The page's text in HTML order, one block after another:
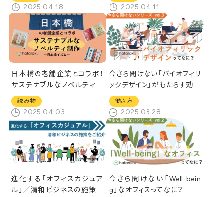
2025.04.18 2025.04.11
日本橋の老舗企業とコラボ！
サステナブルなノベルティ制
作【日本橋イズム】
読み物
2025.04.03
今さら聞けない「バイオフィリ
ックデザイン」がもたらす効果
とは？
働き方
2025.03.28
進化する「オフィスカジュア
ル」／清和ビジネスの施策を
今さら聞けない「Well-bein
g」なオフィスってなに？